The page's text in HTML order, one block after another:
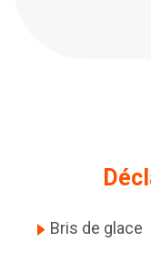
Vol de véhicule